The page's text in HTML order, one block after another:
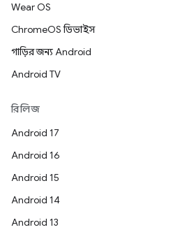
Wear OS
ChromeOS ডিভাইস
গাড়ির জন্য Android
Android TV
রিলিজ
Android 17
Android 16
Android 15
Android 14
Android 13